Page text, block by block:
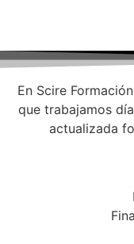
En Scire
que trabajamos
actualizada